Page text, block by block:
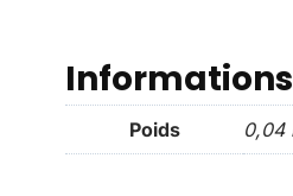
Poids 0,04